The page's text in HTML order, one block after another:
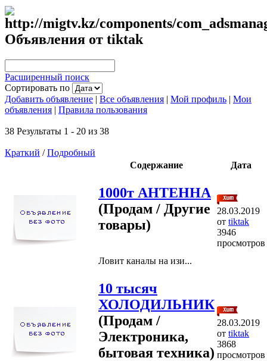
Объявления от tiktak
Расширенный поиск
Сортировать по
Добавить объявление | Все объявления | Мой профиль | Мои
объявления | Правила пользования
38 Результаты 1 - 20 из 38
Краткий /Подробный
Содержание
Дата
1000т АНТЕННА
(Продам / Другие
товары)
Ловит каналы на изи...
28.03.2019
от tiktak
3946
просмотров
10 тысяч
ХОЛОДИЛЬНИК
(Продам /
Электроника,
бытовая техника)
28.03.2019
от tiktak
3868
просмотров